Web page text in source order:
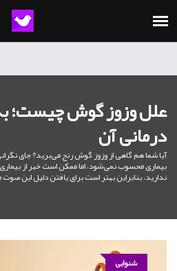
علل وزوز گوش چیست؛
درمانی آن
آیا شما هم گاهی از وزوز گوش رنج می‌برید؟ جای
بیماری محسوب نمی‌شود، اما ممکن است خبر از
ندارید، بنابراین بهتر است برای یافتن دلیل این
شنوایی